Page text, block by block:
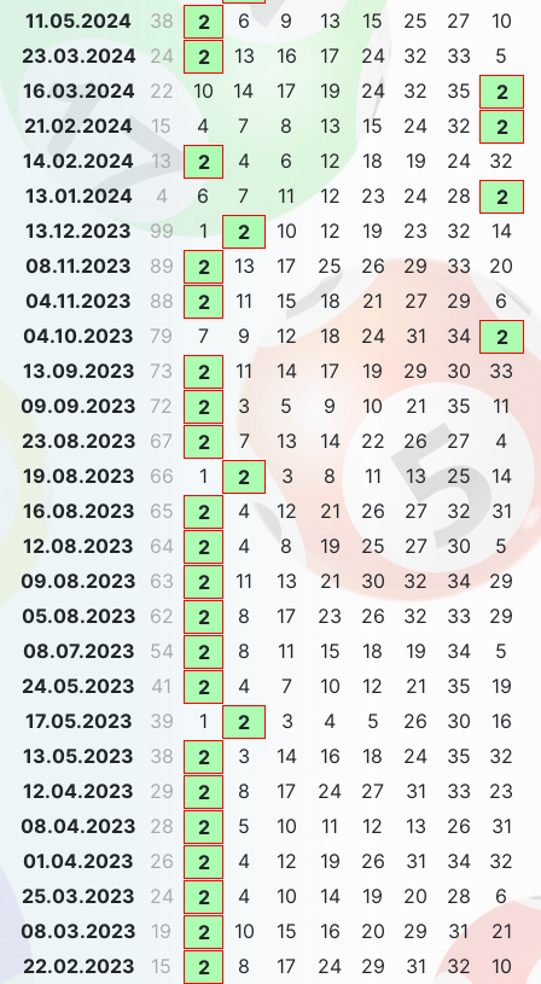
11.05.2024
38 2 6 9 13 15 25 27
10
23.03.2024
24 2 13 16 17 24 32 33
5
16.03.2024
22 10 14 17 19 24 32 35
2
21.02.2024
15 4 7 8 13 15 24 32
2
14.02.2024
13 2 4 6 12 18 19 24
32
13.01.2024
4 6 7 11 12 23 24 28
2
13.12.2023
99 1 2 10 12 19 23 32
14
08.11.2023
89 2 13 17 25 26 29 33
20
04.11.2023
88 2 11 15 18 21 27 29
6
04.10.2023
79 7 9 12 18 24 31 34
2
13.09.2023
73 2 11 14 17 19 29 30
33
09.09.2023
72 2 3 5 9 10 21 35
11
23.08.2023
67 2 7 13 14 22 26 27
4
19.08.2023
66 1 2 3 8 11 13 25
14
16.08.2023
65 2 4 12 21 26 27 32
31
12.08.2023
64 2 4 8 19 25 27 30
5
09.08.2023
63 2 11 13 21 30 32 34
29
05.08.2023
62 2 8 17 23 26 32 33
29
08.07.2023
54 2 8 11 15 18 19 34
5
24.05.2023
41 2 4 7 10 12 21 35
19
17.05.2023
39 1 2 3 4 5 26 30
16
13.05.2023
38 2 3 14 16 18 24 35
32
12.04.2023
29 2 8 17 24 27 31 33
23
08.04.2023
28 2 5 10 11 12 13 26
31
01.04.2023
26 2 4 12 19 26 31 34
32
25.03.2023
24 2 4 10 14 19 20 28
6
08.03.2023
19 2 10 15 16 20 29 31
21
22.02.2023
15 2 8 17 24 29 31 32 10